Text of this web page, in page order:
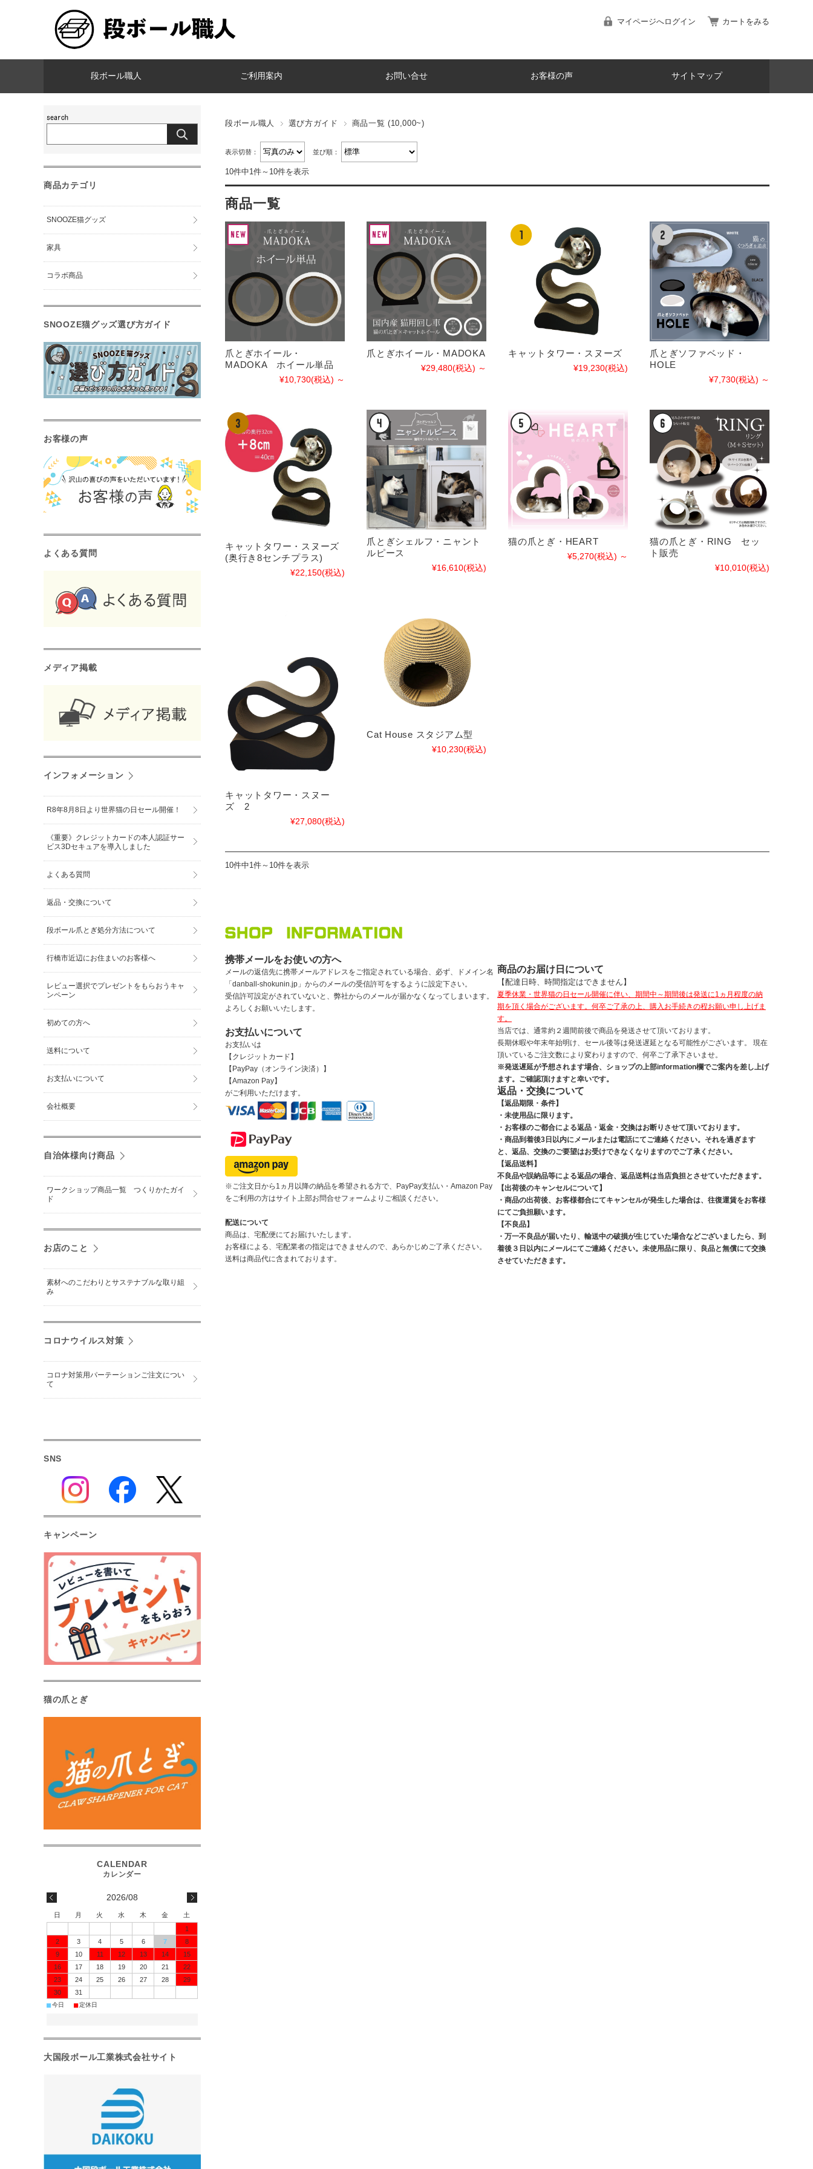
マイページへログイン カートをみる
段ボール職人 ご利用案内 お問い合せ お客様の声 サイトマップ
段ボール職人 選び方ガイド 商品一覧 (10,000~)
表示切替： 並び順：
10件中1件～10件を表示
商品一覧
爪とぎホイール・
MADOKA ホイール単品
¥10,730(税込) ～
爪とぎホイール・MADOKA
¥29,480(税込) ～
キャットタワー・スヌーズ
¥19,230(税込)
爪とぎソファベッド・
HOLE
¥7,730(税込) ～
キャットタワー・スヌーズ
(奥行き8センチプラス)
¥22,150(税込)
爪とぎシェルフ・ニャント
ルピース
¥16,610(税込)
猫の爪とぎ・HEART
¥5,270(税込) ～
猫の爪とぎ・RING セッ
ト販売
¥10,010(税込)
キャットタワー・スヌー
ズ 2
¥27,080(税込)
Cat House スタジアム型
¥10,230(税込)
10件中1件～10件を表示
携帯メールをお使いの方へ
メールの返信先に携帯メールアドレスをご指定されている場合、必ず、ドメイン名
「danball-shokunin.jp」からのメールの受信許可をするように設定下さい。
受信許可設定がされていないと、弊社からのメールが届かなくなってしまいます。
よろしくお願いいたします。
お支払いについて
お支払いは
【クレジットカード】
【PayPay（オンライン決済）】
【Amazon Pay】
がご利用いただけます。
※ご注文日から1ヵ月以降の納品を希望される方で、PayPay支払い・Amazon Pay
をご利用の方はサイト上部お問合せフォームよりご相談ください。
配送について
商品は、宅配便にてお届けいたします。
お客様による、宅配業者の指定はできませんので、あらかじめご了承ください。
送料は商品代に含まれております。
商品のお届け日について
【配達日時、時間指定はできません】
夏季休業・世界猫の日セール開催に伴い、期間中～期間後は発送に1ヵ月程度の納
期を頂く場合がございます。何卒ご了承の上、購入お手続きの程お願い申し上げま
す。
当店では、通常約２週間前後で商品を発送させて頂いております。
長期休暇や年末年始明け、セール後等は発送遅延となる可能性がございます。 現在
頂いているご注文数により変わりますので、何卒ご了承下さいませ。
※発送遅延が予想されます場合、ショップの上部information欄でご案内を差し上げ
ます。ご確認頂けますと幸いです。
返品・交換について
【返品期限・条件】
・未使用品に限ります。
・お客様のご都合による返品・返金・交換はお断りさせて頂いております。
・商品到着後3日以内にメールまたは電話にてご連絡ください。それを過ぎます
と、返品、交換のご要望はお受けできなくなりますのでご了承ください。
【返品送料】
不良品や誤納品等による返品の場合、返品送料は当店負担とさせていただきます。
【出荷後のキャンセルについて】
・商品の出荷後、お客様都合にてキャンセルが発生した場合は、往復運賃をお客様
にてご負担願います。
【不良品】
・万一不良品が届いたり、輸送中の破損が生じていた場合などございましたら、到
着後３日以内にメールにてご連絡ください。未使用品に限り、良品と無償にて交換
させていただきます。
商品カテゴリ
SNOOZE猫グッズ
家具
コラボ商品
SNOOZE猫グッズ選び方ガイド
お客様の声
よくある質問
メディア掲載
インフォメーション
R8年8月8日より世界猫の日セール開催！
《重要》クレジットカードの本人認証サー
ビス3Dセキュアを導入しました
よくある質問
返品・交換について
段ボール爪とぎ処分方法について
行橋市近辺にお住まいのお客様へ
レビュー選択でプレゼントをもらおうキャ
ンペーン
初めての方へ
送料について
お支払いについて
会社概要
自治体様向け商品
ワークショップ商品一覧 つくりかたガイ
ド
お店のこと
素材へのこだわりとサステナブルな取り組
み
コロナウイルス対策
コロナ対策用パーテーションご注文につい
て
SNS
キャンペーン
猫の爪とぎ
2026/08
日 月 火 水 木 金
土
1
2
3 4 5 6 7
8
9
10 11 12 13 14
15
16
17 18 19 20 21
22
23
24 25 26 27 28
29
30
31
■今日 ■定休日
大国段ボール工業株式会社サイト